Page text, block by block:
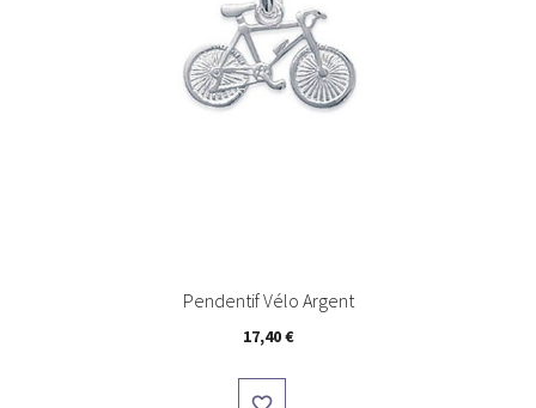
Pendentif Vélo Argent
Prix
17,40 €